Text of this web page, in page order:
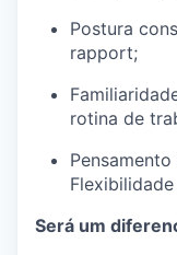
Postura
rapport;
rotina de
Será um